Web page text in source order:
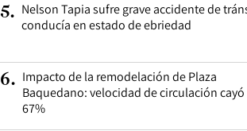
5. Nelson Tapia sufre grave accidente de
conducía en estado de ebriedad
6. Impacto de la remodelación de Plaza
Baquedano: velocidad de circulación
67%